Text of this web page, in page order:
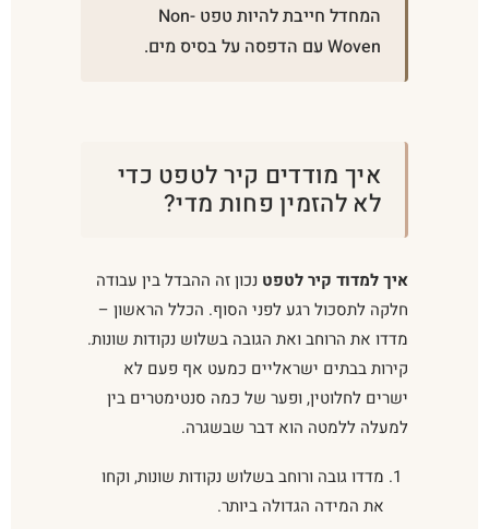
המחדל חייבת להיות טפט Non-
Woven עם הדפסה על בסיס מים.
איך מודדים קיר לטפט כדי
לא להזמין פחות מדי?
איך למדוד קיר לטפט נכון זה ההבדל בין עבודה
חלקה לתסכול רגע לפני הסוף. הכלל הראשון –
מדדו את הרוחב ואת הגובה בשלוש נקודות שונות.
קירות בבתים ישראליים כמעט אף פעם לא
ישרים לחלוטין, ופער של כמה סנטימטרים בין
למעלה ללמטה הוא דבר שבשגרה.
מדדו גובה ורוחב בשלוש נקודות שונות, וקחו
את המידה הגדולה ביותר.